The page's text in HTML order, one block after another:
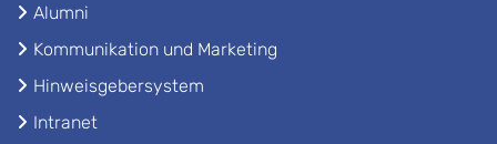
Alumni
Kommunikation und Marketing
Hinweisgebersystem
Intranet